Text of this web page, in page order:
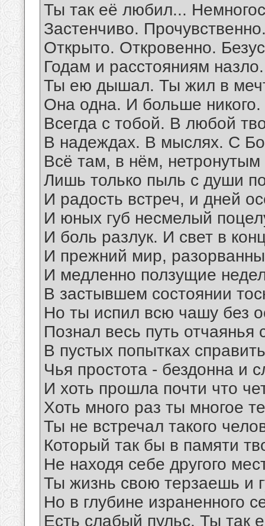
Ты так её любил...
Застенчиво.
Открыто. Откровенно.
Годам и расстояниям назло.
Ты ею дышал. Ты жил в
Она одна. И больше никого.
Всегда с тобой. В любой
В надеждах. В мыслях. С
Всё там, в нём, нетронутым
Лишь только пыль с души
И радость встреч, и дней
И юных губ несмелый
И боль разлук. И свет в
И прежний мир,
И медленно ползущие
В застывшем состоянии
Но ты испил всю чашу без
Познал весь путь отчаянья
В пустых попытках
Чья простота - бездонна и
И хоть прошла почти что
Хоть много раз ты многое
Ты не встречал такого
Который так бы в памяти
Не находя себе другого
Ты жизнь свою терзаешь и
Но в глубине израненного
Есть слабый пульс. Ты так